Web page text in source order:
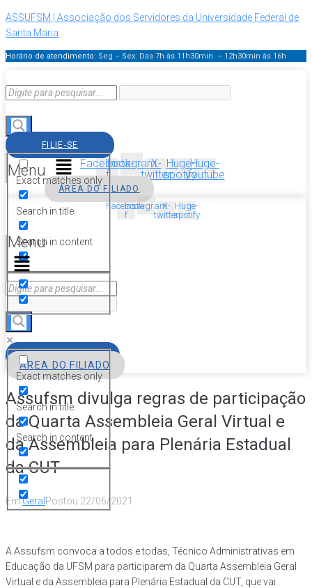
ASSUFSM | Associação dos Servidores da Universidade Federal de
Santa Maria
Horário de atendimento: Seg – Sex: Das 7h às 11h30min – 12h30min às 16h
Exact matches only
Search in title
Search in content
Menu
FILIE-SE
Facebook-
f
InstagramX-
twitter
Huge-
spotify
Huge-
youtube
ÁREA DO FILIADO
Facebook-
f
InstagramX-
twitter
Huge-
spotify
Menu
Exact matches only
Search in title
Search in content
ÁREA DO FILIADO
Assufsm divulga regras de participação
da Quarta Assembleia Geral Virtual e
da Assembleia para Plenária Estadual
da CUT
EmGeral Postou 22/06/2021
A Assufsm convoca a todos e todas, Técnico Administrativas em
Educação da UFSM para participarem da Quarta Assembleia Geral
Virtual e da Assembleia para Plenária Estadual da CUT, que vai